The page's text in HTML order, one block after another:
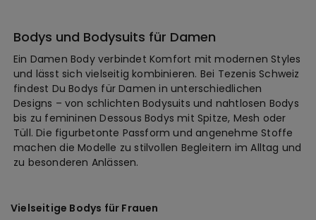
Bodys und Bodysuits für Damen
Ein Damen Body verbindet Komfort mit modernen Styles
und lässt sich vielseitig kombinieren. Bei Tezenis Schweiz
findest Du Bodys für Damen in unterschiedlichen
Designs – von schlichten Bodysuits und nahtlosen Bodys
bis zu femininen Dessous Bodys mit Spitze, Mesh oder
Tüll. Die figurbetonte Passform und angenehme Stoffe
machen die Modelle zu stilvollen Begleitern im Alltag und
zu besonderen Anlässen.
Vielseitige Bodys für Frauen